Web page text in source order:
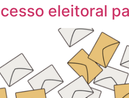
eleitoral